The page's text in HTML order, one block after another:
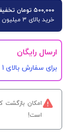
۵۰۰,۰۰۰ تومان تخفیف با دیجی پی
خرید بالای 3 میلیون تومان
ارسال رایگان
برای سفارش‌ بالای 1 تومان
است!